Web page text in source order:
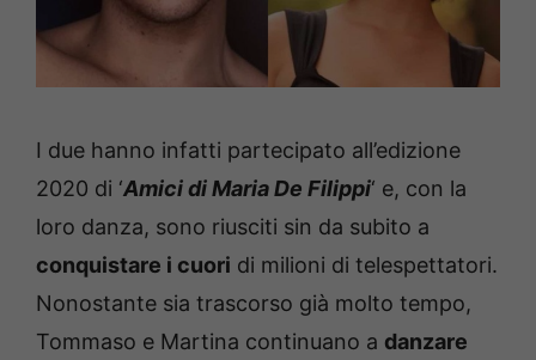
I due hanno infatti partecipato all’edizione
2020 di ‘Amici di Maria De Filippi‘ e, con la
loro danza, sono riusciti sin da subito a
conquistare i cuori di milioni di telespettatori.
Nonostante sia trascorso già molto tempo,
Tommaso e Martina continuano a danzare